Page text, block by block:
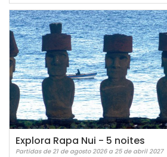
Explora Rapa Nui - 5 noites
Partidas de 21 de agosto 2026 a 25 de abril 2027